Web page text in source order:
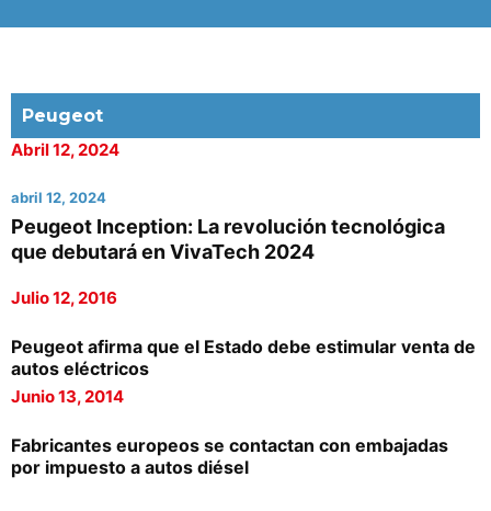
Peugeot
Abril 12, 2024
abril 12, 2024
Peugeot Inception: La revolución tecnológica
que debutará en VivaTech 2024
Julio 12, 2016
Peugeot afirma que el Estado debe estimular venta de
autos eléctricos
Junio 13, 2014
Fabricantes europeos se contactan con embajadas
por impuesto a autos diésel